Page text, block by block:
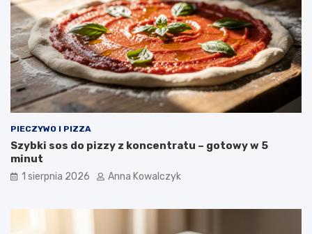
PIECZYWO I PIZZA
Szybki sos do pizzy z koncentratu – gotowy w 5
minut
1 sierpnia 2026 Anna Kowalczyk